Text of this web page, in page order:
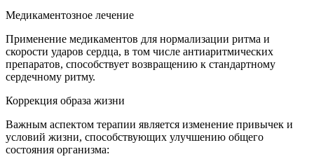
Медикаментозное лечение
Применение медикаментов для нормализации ритма и
скорости ударов сердца, в том числе антиаритмических
препаратов, способствует возвращению к стандартному
сердечному ритму.
Коррекция образа жизни
Важным аспектом терапии является изменение привычек и
условий жизни, способствующих улучшению общего
состояния организма: